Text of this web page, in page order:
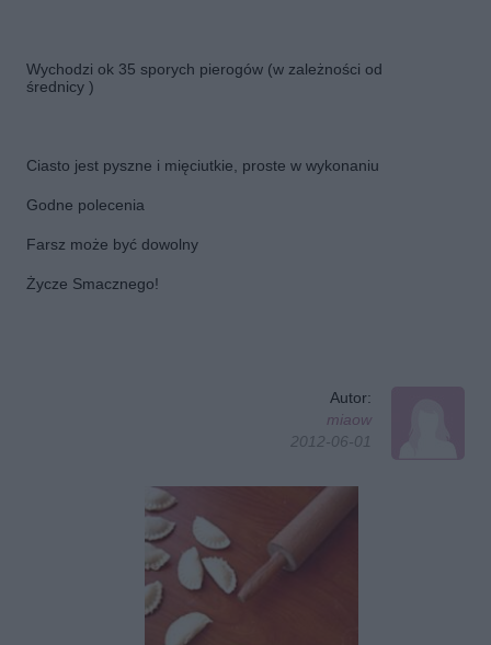
Wychodzi ok 35 sporych pierogów (w zależności od
średnicy )
Ciasto jest pyszne i mięciutkie, proste w wykonaniu
Godne polecenia
Farsz może być dowolny
Życze Smacznego!
Autor:
miaow
2012-06-01